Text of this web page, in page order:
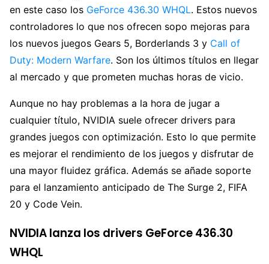
en este caso los GeForce 436.30 WHQL. Estos nuevos
controladores lo que nos ofrecen sopo mejoras para
los nuevos juegos Gears 5, Borderlands 3 y Call of
Duty: Modern Warfare. Son los últimos títulos en llegar
al mercado y que prometen muchas horas de vicio.
Aunque no hay problemas a la hora de jugar a
cualquier título, NVIDIA suele ofrecer drivers para
grandes juegos con optimización. Esto lo que permite
es mejorar el rendimiento de los juegos y disfrutar de
una mayor fluidez gráfica. Además se añade soporte
para el lanzamiento anticipado de The Surge 2, FIFA
20 y Code Vein.
NVIDIA lanza los drivers GeForce 436.30
WHQL